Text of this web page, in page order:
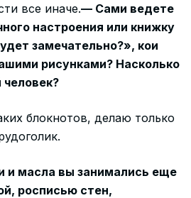
все иначе.— Сами ведете
настроения или книжку
замечательно?», кои
рисунками? Насколько
блокнотов, делаю только
и масла вы занимались еще
росписью стен,